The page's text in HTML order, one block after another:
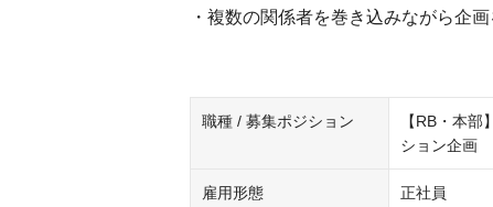
・複数の関係者を巻き込みながら企
職種 / 募集ポジション
【RB・本
ション企画
雇用形態 正社員